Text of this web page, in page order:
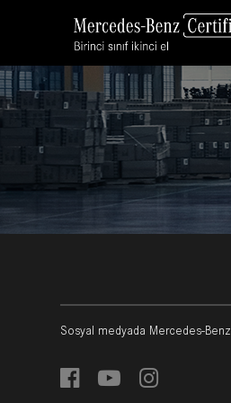
Sosyal medyada Mercedes-Benz